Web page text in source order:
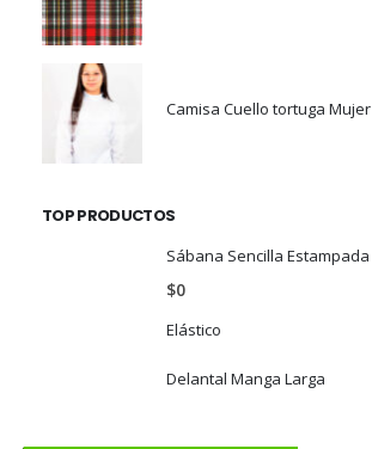
Camisa Cuello tortuga Mujer
TOP PRODUCTOS
Sábana Sencilla Estampada
$0
Elástico
Delantal Manga Larga